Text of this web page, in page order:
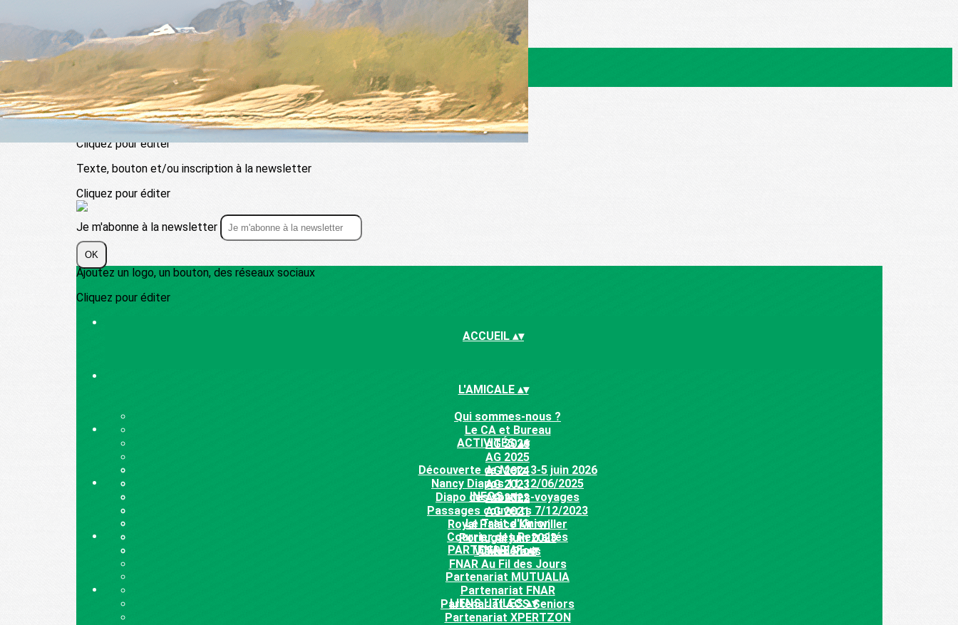
Exporter toutes les colonnes
Exporter uniquement les colonnes affichées
Menu
?>
Images de la page d'accueil
Cliquez pour éditer
Texte, bouton et/ou inscription à la newsletter
Cliquez pour éditer
Je m'abonne à la newsletter
OK
Ajoutez un logo, un bouton, des réseaux sociaux
Cliquez pour éditer
ACCUEIL ▴▾
L'AMICALE ▴▾
Qui sommes-nous ?
Le CA et Bureau
AG 2026
AG 2025
AG 2024
AG 2023
AG 2022
AG 2021
ACTIVITÉS▴▾
Découverte de Metz 3-5 juin 2026
Nancy Diapos 11-12/06/2025
Diapo des sorties-voyages
Passages couverts 7/12/2023
Royal Palace Kirrwiller
Portugal juin 2023
Visiter Paris
INFOS▴▾
Le Trait d'Union
Courrier des Retraités
CFR Echos
FNAR Au Fil des Jours
PARTENARIAT▴▾
Partenariat MUTUALIA
Partenariat FNAR
Partenariat ACS Seniors
Partenariat XPERTZON
LIENS UTILES▴▾